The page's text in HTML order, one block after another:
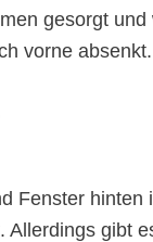
gesorgt
vorne absenkt.
Fenster
gibt